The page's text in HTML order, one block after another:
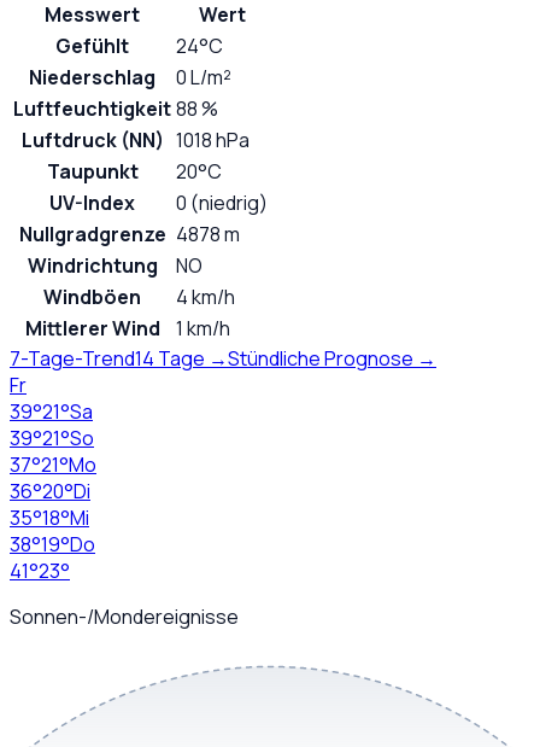
Messwert
Wert
Gefühlt
24°C
Niederschlag
0 L/m²
Luftfeuchtigkeit88 %
Luftdruck (NN) 1018 hPa
Taupunkt
20°C
UV-Index
0 (niedrig)
Nullgradgrenze 4878 m
Windrichtung
NO
Windböen
4 km/h
Mittlerer Wind
1 km/h
7-Tage-Trend14 Tage →Stündliche Prognose →
Fr
39°21°Sa
39°21°So
37°21°Mo
36°20°Di
35°18°Mi
38°19°Do
41°23°
Sonnen-/Mondereignisse